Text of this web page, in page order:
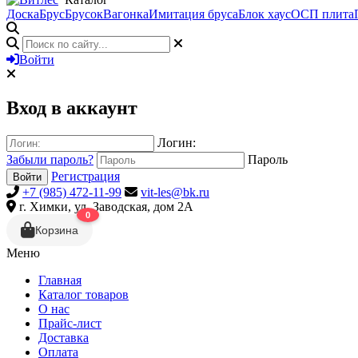
ДоскаБрусБрусокВагонкаИмитация брусаБлок хаусОСП плита
Войти
Вход в аккаунт
Логин:
Забыли пароль?
Пароль
Войти
Регистрация
+7 (985) 472-11-99
vit-les@bk.ru
г. Химки, ул. Заводская, дом 2А
Корзина
0
Меню
Главная
Каталог товаров
О нас
Прайс-лист
Доставка
Оплата